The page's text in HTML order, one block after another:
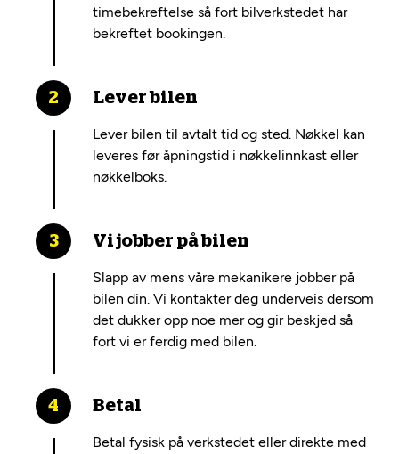
timebekreftelse så fort bilverkstedet har
bekreftet bookingen.
Lever bilen
Lever bilen til avtalt tid og sted. Nøkkel kan
leveres før åpningstid i nøkkelinnkast eller
nøkkelboks.
Vi jobber på bilen
Slapp av mens våre mekanikere jobber på
bilen din. Vi kontakter deg underveis dersom
det dukker opp noe mer og gir beskjed så
fort vi er ferdig med bilen.
Betal
Betal fysisk på verkstedet eller direkte med